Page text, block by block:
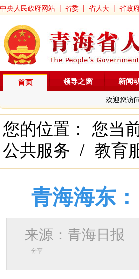
中央人民政府网站 | 省委 | 省人大 | 省政
首页
欢迎您访
领导之窗 新闻
您的位置： 您当
公共服务 / 教育
青海海东
来源：青海日
分享